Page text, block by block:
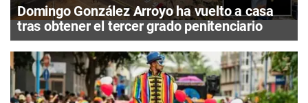
Domingo González Arroyo ha vuelto a casa
tras obtener el tercer grado penitenciario